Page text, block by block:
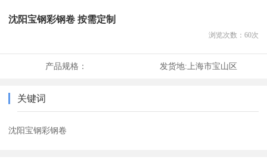
沈阳宝钢彩钢卷 按需定制
浏览次数： 60次
产品规格： 发货地: 上海市宝山区
关键词
沈阳宝钢彩钢卷